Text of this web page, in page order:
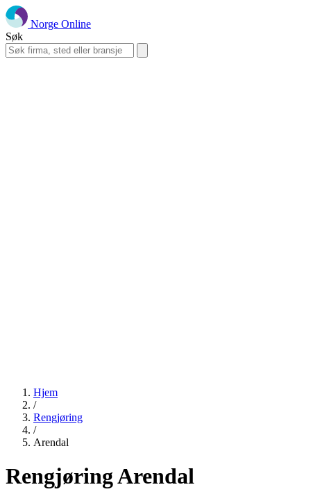
Norge Online
Søk
Hjem
/
Rengjøring
/
Arendal
Rengjøring Arendal